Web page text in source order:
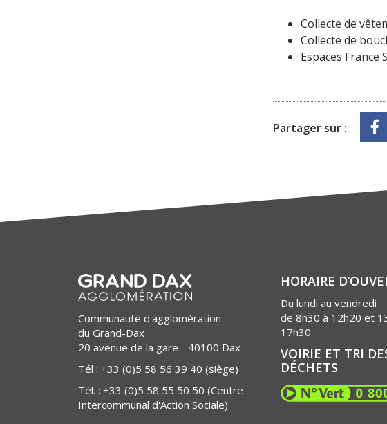
Collecte de
Collecte de
Espaces France
Partager sur :
Communauté d'agglomération
du Grand-Dax
20 avenue de la gare - 40100 Dax
Tél :+33 (0)5 58 56 39 40 (siège)
Tél. :+33 (0)5 58 55 50 50 (Centre
Intercommunal d'Action Sociale)
HORAIRE
Du lundi au vendredi
de 8h30 à 12h20 et
17h30
VOIRIE ET TRI
DÉCHETS